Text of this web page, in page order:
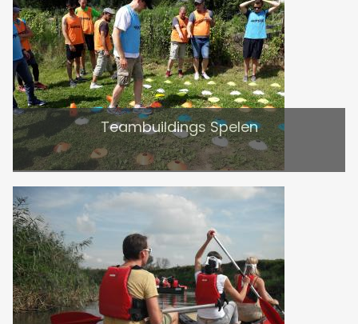
Teambuildings Spelen